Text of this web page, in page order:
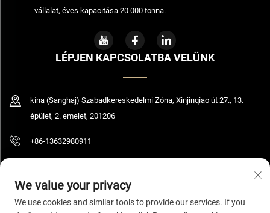
vállalat, éves kapacitása 20 000 tonna.
LÉPJEN KAPCSOLATBA VELÜNK
kína (Sanghaj) Szabadkereskedelmi Zóna, Xinjinqiao út 27., 13.
épület, 2. emelet, 201206
+86-13632980911
We value your privacy
We use cookies and similar tools to provide our services. If you